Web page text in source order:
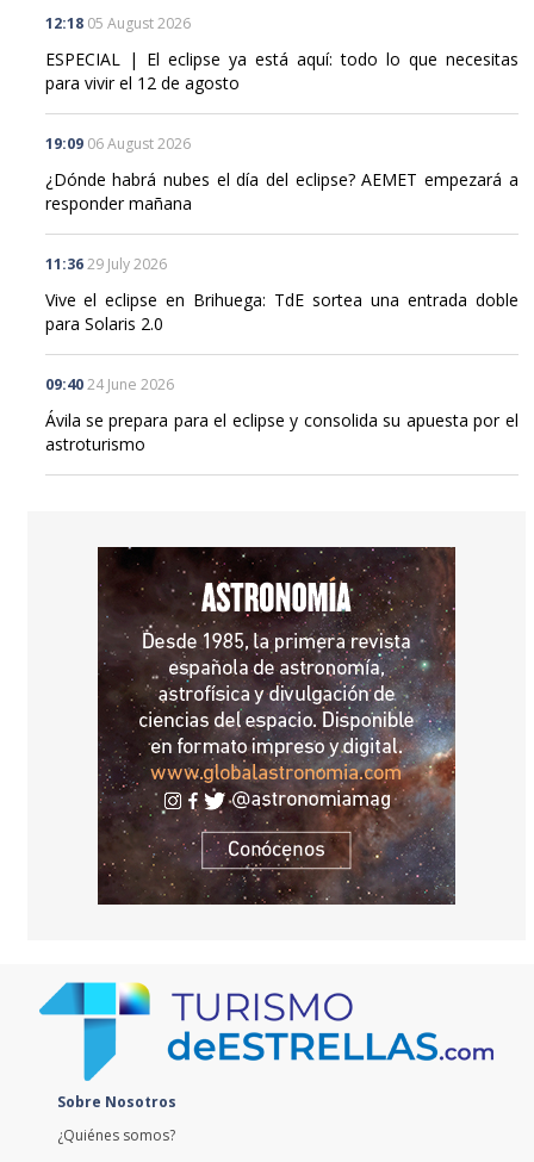
12:18 05 August 2026
ESPECIAL | El eclipse ya está aquí: todo lo que necesitas
para vivir el 12 de agosto
19:09 06 August 2026
¿Dónde habrá nubes el día del eclipse? AEMET empezará a
responder mañana
11:36 29 July 2026
Vive el eclipse en Brihuega: TdE sortea una entrada doble
para Solaris 2.0
09:40 24 June 2026
Ávila se prepara para el eclipse y consolida su apuesta por el
astroturismo
Sobre Nosotros
¿Quiénes somos?